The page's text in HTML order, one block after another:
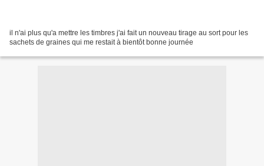
il n'ai plus qu'a mettre les timbres j'ai fait un nouveau tirage au sort pour les
sachets de graines qui me restait à bientôt bonne journée